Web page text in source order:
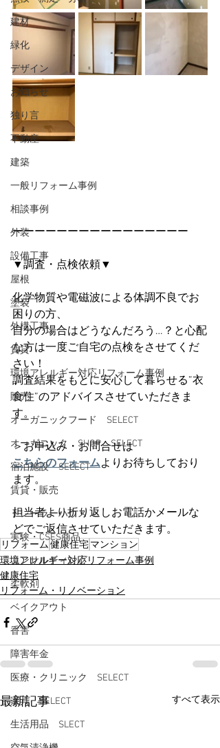
建材
緑化
デザイン
お知らせ
独り言
不動産
建築
一般リフォーム事例
相談事例
外装
設備工事
屋根
塗装
外構工事
賃貸
環境アレルギー対応リフォーム事例
販売
オーガニックフード SELECT
オーガニック SHOP SELECT
宿泊施設 SELECT
賃貸・販売
トレーラーハウス
実験・CSES商品
コンサルティング
柔軟剤
ベイクアウト
香害
障害年金
医療・クリニック SELECT
家具 SELECT
生活用品 SLECT
ーーーーーーーーーーーーーーーー
▼調査・点検依頼▼
化学物質や電磁波による体調不良でお
困りの方、
自分の場合はどうなんだろう…？と心配
な方は一度ご自宅の点検をさせてくだ
さい！
調査結果をもとに安心して暮らせる”衣
食住”のアドバイスさせていただきま
す。
＞お申込み・お問合せは
こちらのフォームよりお待ちしており
ます。
担当者より折り返しお電話かメールな
どでご返信させていただきます。
リフォーム健康住宅マンション
環境アレルギー対応リフォーム事例
健康住宅
リフォーム・リノベーション
最新記事 すべて表示